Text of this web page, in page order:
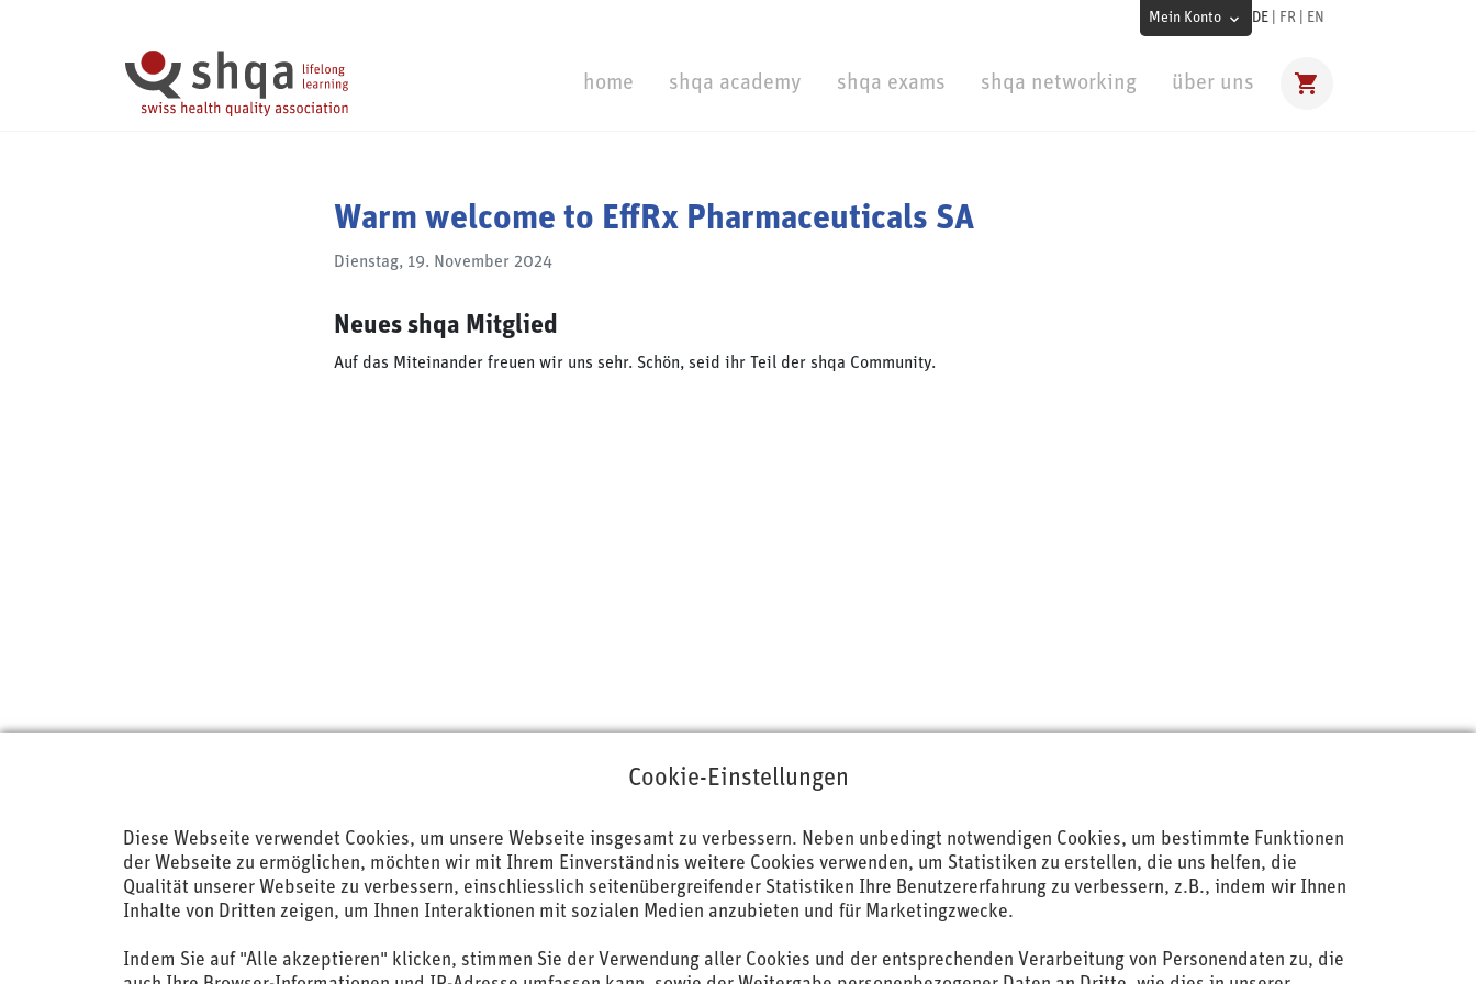
Mein Konto DE FR EN
home shqa academy shqa exams shqa networking über uns
Warm welcome to EffRx Pharmaceuticals SA
Dienstag, 19. November 2024
Neues shqa Mitglied
Auf das Miteinander freuen wir uns sehr. Schön, seid ihr Teil der shqa Community.
shqa – swiss health quality
Hirschmattstrasse 1, 6003 Luzern
Telefonisch für Sie da:
Mitgliederfirmen
shqa Impuls Beiträge
Datenschutzerklärung
Cookie-Einstellungen
Diese Webseite verwendet Cookies, um unsere Webseite insgesamt zu verbessern. Neben unbedingt notwendigen Cookies, um bestimmte Funktionen
der Webseite zu ermöglichen, möchten wir mit Ihrem Einverständnis weitere Cookies verwenden, um Statistiken zu erstellen, die uns helfen, die
Qualität unserer Webseite zu verbessern, einschliesslich seitenübergreifender Statistiken Ihre Benutzererfahrung zu verbessern, z.B., indem wir Ihnen
Inhalte von Dritten zeigen, um Ihnen Interaktionen mit sozialen Medien anzubieten und für Marketingzwecke.
Indem Sie auf "Alle akzeptieren" klicken, stimmen Sie der Verwendung aller Cookies und der entsprechenden Verarbeitung von Personendaten zu, die